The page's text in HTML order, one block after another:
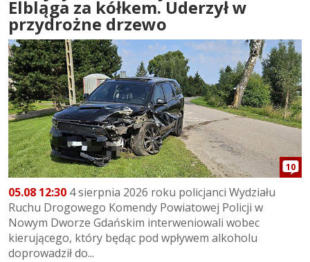
Elbląga za kółkem. Uderzył w
przydrożne drzewo
10
05.08 12:30 4 sierpnia 2026 roku policjanci Wydziału
Ruchu Drogowego Komendy Powiatowej Policji w
Nowym Dworze Gdańskim interweniowali wobec
kierującego, który będąc pod wpływem alkoholu
doprowadził do...